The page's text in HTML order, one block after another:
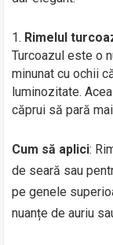
Rimelul
Turcoazul este o
minunat cu ochii
luminozitate.
căprui să pară
Cum să aplici:
de seară sau
pe genele
nuanțe de auriu